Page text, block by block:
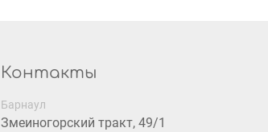
Контакты
Барнаул
Змеиногорский тракт, 49/1